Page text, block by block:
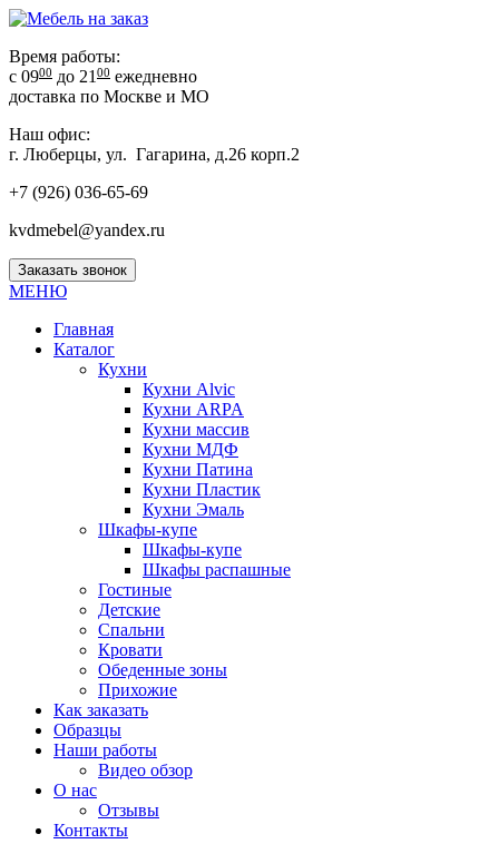
Время работы:
с 0900 до 21 00 ежедневно
доставка по Москве и МО
Наш офис:
г. Люберцы, ул. Гагарина, д.26 корп.2
+7 (926) 036-65-69
kvdmebel@yandex.ru
Заказать звонок
МЕНЮ
Главная
Каталог
Кухни
Кухни Alvic
Кухни ARPA
Кухни массив
Кухни МДФ
Кухни Патина
Кухни Пластик
Кухни Эмаль
Шкафы-купе
Шкафы-купе
Шкафы распашные
Гостиные
Детские
Спальни
Кровати
Обеденные зоны
Прихожие
Как заказать
Образцы
Наши работы
Видео обзор
О нас
Отзывы
Контакты